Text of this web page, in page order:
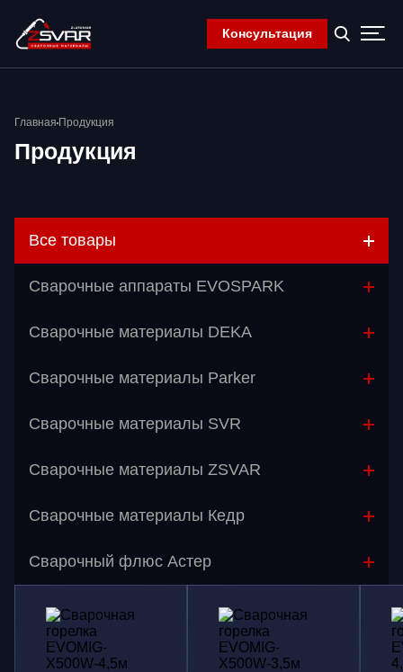
Консультация
Главная Продукция
Продукция
Все товары
Сварочные аппараты EVOSPARK
Сварочные материалы DEKA
Сварочные материалы Parker
Сварочные материалы SVR
Сварочные материалы ZSVAR
Сварочные материалы Кедр
Сварочный флюс Астер